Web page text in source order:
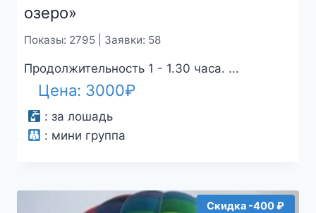
озеро»
Показы: 2795 | Заявки: 58
Продолжительность 1 - 1.30 часа. ...
Цена: 3000₽
: за лошадь
: мини группа
Скидка -400 ₽